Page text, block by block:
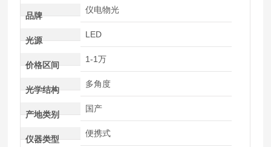
品牌
仪电物光
光源
LED
价格区间
1-1万
光学结构
多角度
产地类别
国产
仪器类型
便携式